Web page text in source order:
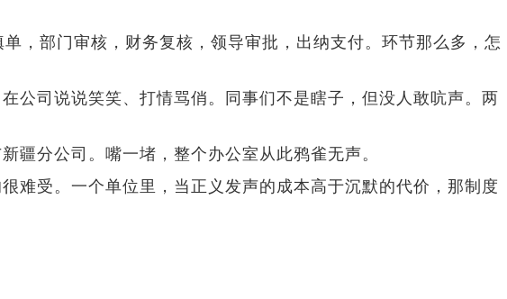
，部门审核，财务复核，领导审批，出纳支付。环节那么多，怎
公司说说笑笑、打情骂俏。同事们不是瞎子，但没人敢吭声。两
疆分公司。嘴一堵，整个办公室从此鸦雀无声。
受。一个单位里，当正义发声的成本高于沉默的代价，那制度